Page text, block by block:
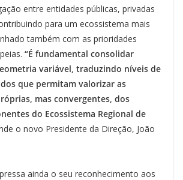
entre entidades públicas, privadas
para um ecossistema mais
também com as prioridades
“É fundamental consolidar
variável, traduzindo níveis de
que permitam valorizar as
mas convergentes, dos
do Ecossistema Regional de
o novo Presidente da Direção, João
ainda o seu reconhecimento aos